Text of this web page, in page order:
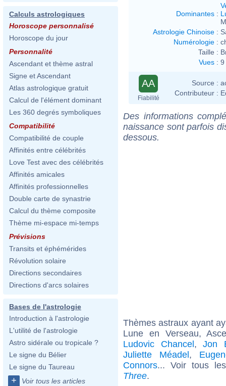
Calculs astrologiques
Horoscope personnalisé
Horoscope du jour
Personnalité
Ascendant et thème astral
Signe et Ascendant
Atlas astrologique gratuit
Calcul de l'élément dominant
Les 360 degrés symboliques
Compatibilité
Compatibilité de couple
Affinités entre célébrités
Love Test avec des célébrités
Affinités amicales
Affinités professionnelles
Double carte de synastrie
Calcul du thème composite
Thème mi-espace mi-temps
Prévisions
Transits et éphémérides
Révolution solaire
Directions secondaires
Directions d'arcs solaires
Bases de l'astrologie
Introduction à l'astrologie
L'utilité de l'astrologie
Astro sidérale ou tropicale ?
Le signe du Bélier
Le signe du Taureau
+ Voir tous les articles
Dominantes :
Astrologie Chinoise :
Numérologie :
Taille :
Vues : 9
AA
Fiabilité
Source :
Contributeur :
Des informations
naissance sont parfois
dessous.
Thèmes astraux ayant
Lune en Verseau,
Ludovic Chancel,Jon
Juliette Méadel,
Connors... Voir tous
Three.